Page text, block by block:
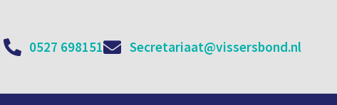
0527 698151 Secretariaat@vissersbond.nl